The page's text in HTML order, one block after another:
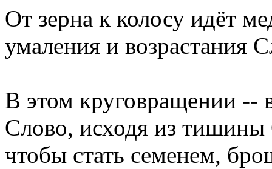
От зерна к колосу идёт
умаления и возрастания
В этом круговращении --
Слово, исходя из тишины
чтобы стать семенем,